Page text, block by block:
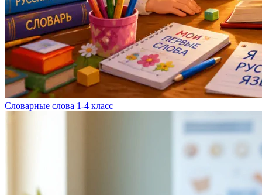
Словарные слова 1-4 класс